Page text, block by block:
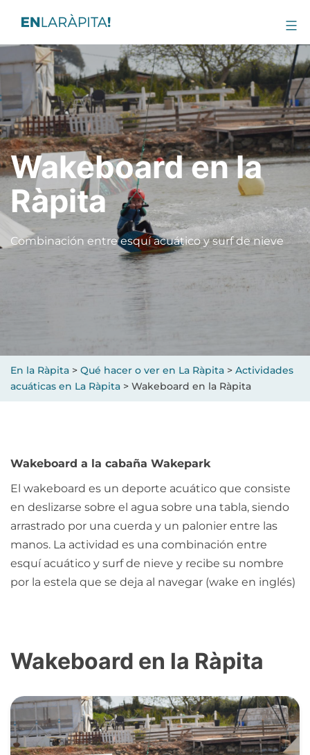
Wakeboard en la
Ràpita
Combinación entre esquí acuático y surf de nieve
En la Ràpita > Qué hacer o ver en La Ràpita > Actividades
acuáticas en La Ràpita > Wakeboard en la Ràpita
Wakeboard a la cabaña Wakepark
El wakeboard es un deporte acuático que consiste
en deslizarse sobre el agua sobre una tabla, siendo
arrastrado por una cuerda y un palonier entre las
manos. La actividad es una combinación entre
esquí acuático y surf de nieve y recibe su nombre
por la estela que se deja al navegar (wake en inglés)
Wakeboard en la Ràpita